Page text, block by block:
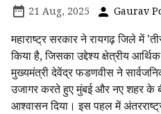
21 Aug, 2025 Gaurav
महाराष्ट्र सरकार ने रायगढ़ जिले में
किया है, जिसका उद्देश्य क्षेत्रीय
मुख्यमंत्री देवेंद्र फडणवीस ने
उजागर करते हुए मुंबई और नए शहर के
आश्वासन दिया। इस पहल में